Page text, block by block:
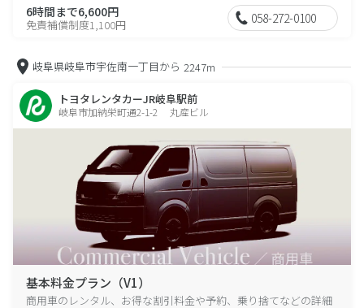
6時間まで6,600円
免責補償制度1,100円 058-272-0100
岐阜県岐阜市宇佐南一丁目から 2247m
トヨタレンタカーJR岐阜駅前
岐阜市加納栄町通2-1-2 丸産ビル
基本料金プラン（V1）
商用車のレンタル、お得な割引料金や予約、乗り捨てなどの詳細